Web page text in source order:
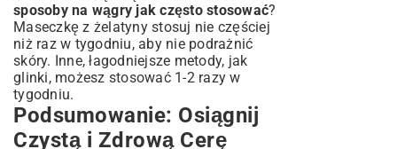
sposoby na wągry jak często stosować?
Maseczkę z żelatyny stosuj nie częściej
niż raz w tygodniu, aby nie podrażnić
skóry. Inne, łagodniejsze metody, jak
glinki, możesz stosować 1-2 razy w
tygodniu.
Podsumowanie: Osiągnij
Czystą i Zdrową Cerę